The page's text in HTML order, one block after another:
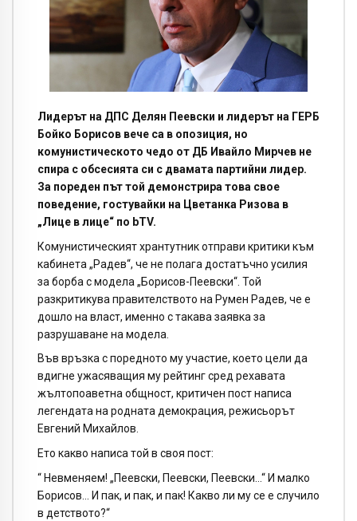
Лидерът на ДПС Делян Пеевски и лидерът на ГЕРБ
Бойко Борисов вече са в опозиция, но
комунистическото чедо от ДБ Ивайло Мирчев не
спира с обсесията си с двамата партийни лидер.
За пореден път той демонстрира това свое
поведение, гостувайки на Цветанка Ризова в
„Лице в лице“ по bTV.
Комунистическият хрантутник отправи критики към
кабинета „Радев“, че не полага достатъчно усилия
за борба с модела „Борисов-Пеевски“. Той
разкритикува правителството на Румен Радев, че е
дошло на власт, именно с такава заявка за
разрушаване на модела.
Във връзка с поредното му участие, което цели да
вдигне ужасяващия му рейтинг сред рехавата
жълтопоаветна общност, критичен пост написа
легендата на родната демокрация, режисьорът
Евгений Михайлов.
Ето какво написа той в своя пост:
“ Невменяем! „Пеевски, Пеевски, Пеевски…“ И малко
Борисов… И пак, и пак, и пак! Какво ли му се е случило
в детството?“